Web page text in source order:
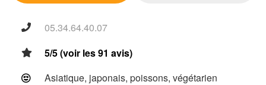
05.34.64.40.07
5/5 (voir les 91 avis)
Asiatique, japonais, poissons, végétarien